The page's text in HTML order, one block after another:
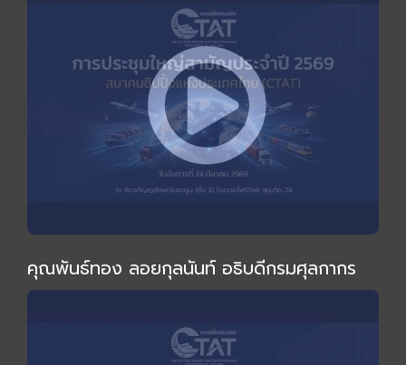
คุณพันธ์ทอง ลอยกุลนันท์ อธิบดีกรมศุลกากร
ร่วมงานและกล่าวปาฐกถาพิเศษในการประชุมใหญ่